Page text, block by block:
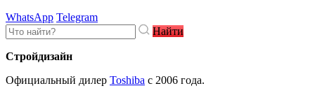
WhatsApp Telegram
Найти
Стройдизайн
Официальный дилер Toshiba c 2006 года.